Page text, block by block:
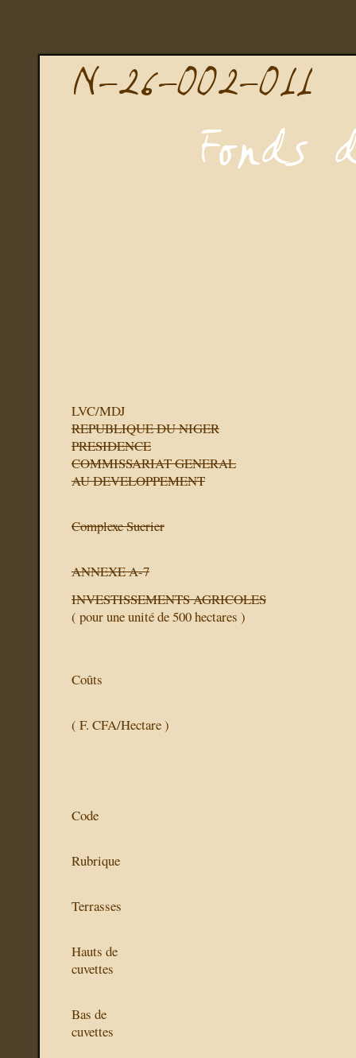
LVC/MDJ
REPUBLIQUE DU NIGER
PRESIDENCE
COMMISSARIAT GENERAL
AU DEVELOPPEMENT
Complexe Sucrier
ANNEXE A-7
INVESTISSEMENTS AGRICOLES
( pour une unité de 500 hectares )
Coûts
( F. CFA/Hectare )
Code
Rubrique
Terrasses
Hauts de
cuvettes
Bas de
cuvettes